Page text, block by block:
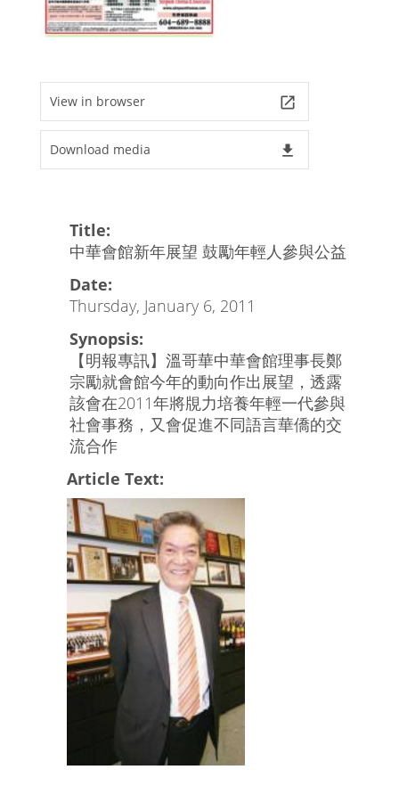
View in browser launch
Download media file_download
Title:
中華會館新年展望 鼓勵年輕人參與公益
Date:
Thursday, January 6, 2011
Synopsis:
【明報專訊】溫哥華中華會館理事長鄭
宗勵就會館今年的動向作出展望，透露
該會在2011年將覑力培養年輕一代參與
社會事務，又會促進不同語言華僑的交
流合作
Article Text: